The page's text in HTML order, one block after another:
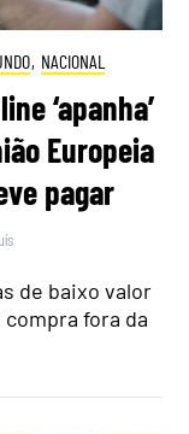
, NACIONAL
‘apanha’
Europeia
pagar
de baixo valor
fora da